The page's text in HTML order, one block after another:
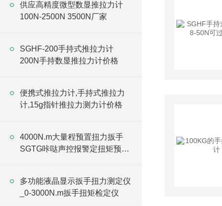
供应高精度微型数显推拉力计
100N-2500N 3500N厂家
SGHF-200手持式推拉力计
200N手持数显推拉力计价格
便携式推拉力计,手持式推拉力
计,15g指针推拉力测力计价格
4000N.m大量程预置扭力扳手
SGTG咔哒声控报警定扭矩预置
多功能液晶显示扳手扭力测定仪
_0-3000N.m扳手扭矩检定仪